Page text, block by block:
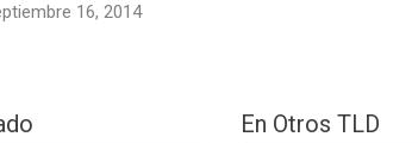
16, 2014
En Otros TLD